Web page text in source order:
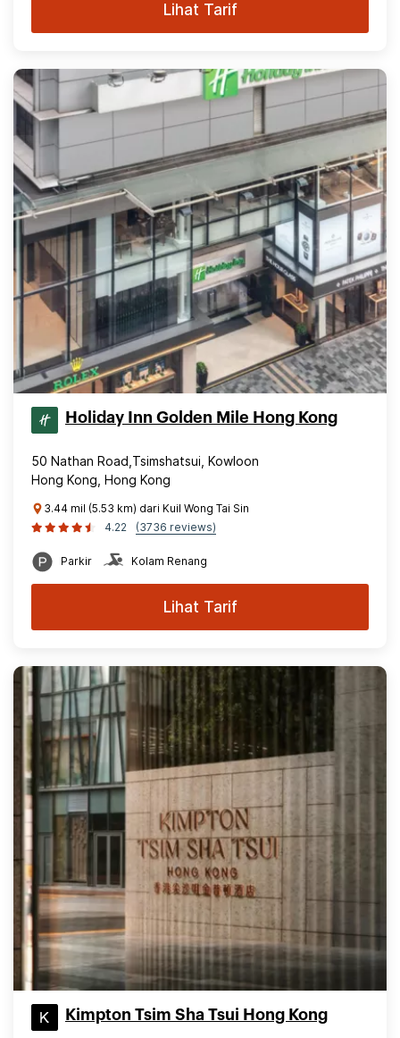
Lihat Tarif
Holiday Inn Golden Mile Hong Kong
50 Nathan Road,Tsimshatsui, Kowloon
Hong Kong, Hong Kong
3.44 mil (5.53 km) dari Kuil Wong Tai Sin
4.22
(3736 reviews)
Parkir Kolam Renang
Lihat Tarif
Kimpton Tsim Sha Tsui Hong Kong